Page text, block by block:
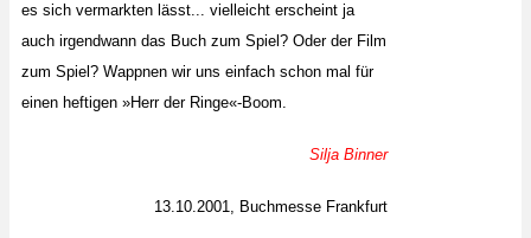
es sich vermarkten lässt... vielleicht erscheint ja
auch irgendwann das Buch zum Spiel? Oder der Film
zum Spiel? Wappnen wir uns einfach schon mal für
einen heftigen »Herr der Ringe«-Boom.
Silja Binner
13.10.2001, Buchmesse Frankfurt